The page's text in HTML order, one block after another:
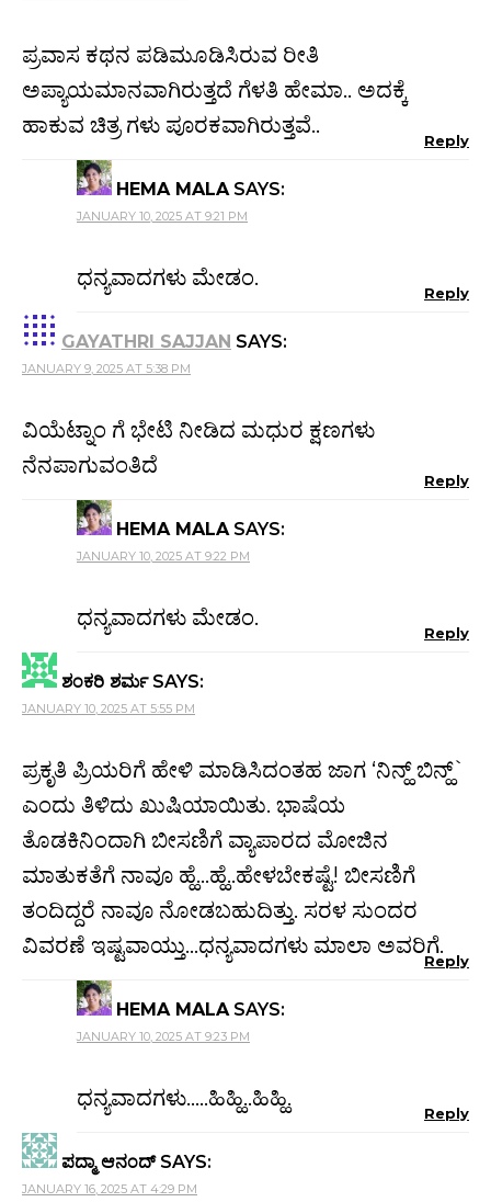
ಪ್ರವಾಸ ಕಥನ ಪಡಿಮೂಡಿಸಿರುವ ರೀತಿ
ಅಪ್ಯಾಯಮಾನವಾಗಿರುತ್ತದೆ ಗೆಳತಿ ಹೇಮಾ.. ಅದಕ್ಕೆ
ಹಾಕುವ ಚಿತ್ರ ಗಳು ಪೂರಕವಾಗಿರುತ್ತವೆ..
Reply
HEMA MALA SAYS:
JANUARY 10, 2025 AT 9:21 PM
ಧನ್ಯವಾದಗಳು ಮೇಡಂ.
Reply
GAYATHRI SAJJAN SAYS:
JANUARY 9, 2025 AT 5:38 PM
ವಿಯೆಟ್ನಾಂ ಗೆ ಭೇಟಿ ನೀಡಿದ ಮಧುರ ಕ್ಷಣಗಳು
ನೆನಪಾಗುವಂತಿದೆ
Reply
HEMA MALA SAYS:
JANUARY 10, 2025 AT 9:22 PM
ಧನ್ಯವಾದಗಳು ಮೇಡಂ.
Reply
ಶಂಕರಿ ಶರ್ಮ SAYS:
JANUARY 10, 2025 AT 5:55 PM
ಪ್ರಕೃತಿ ಪ್ರಿಯರಿಗೆ ಹೇಳಿ ಮಾಡಿಸಿದಂತಹ ಜಾಗ ‘ನಿನ್ಹ್ ಬಿನ್ಹ್`
ಎಂದು ತಿಳಿದು ಖುಷಿಯಾಯಿತು. ಭಾಷೆಯ
ತೊಡಕಿನಿಂದಾಗಿ ಬೀಸಣಿಗೆ ವ್ಯಾಪಾರದ ಮೋಜಿನ
ಮಾತುಕತೆಗೆ ನಾವೂ ಹ್ಹೆ…ಹ್ಹೆ..ಹೇಳಬೇಕಷ್ಟೆ! ಬೀಸಣಿಗೆ
ತಂದಿದ್ದರೆ ನಾವೂ ನೋಡಬಹುದಿತ್ತು. ಸರಳ ಸುಂದರ
ವಿವರಣೆ ಇಷ್ಟವಾಯ್ತು…ಧನ್ಯವಾದಗಳು ಮಾಲಾ ಅವರಿಗೆ.
Reply
HEMA MALA SAYS:
JANUARY 10, 2025 AT 9:23 PM
ಧನ್ಯವಾದಗಳು…..ಹಿಹ್ಹಿ..ಹಿಹ್ಹಿ.
Reply
ಪದ್ಮಾ ಆನಂದ್ SAYS:
JANUARY 16, 2025 AT 4:29 PM